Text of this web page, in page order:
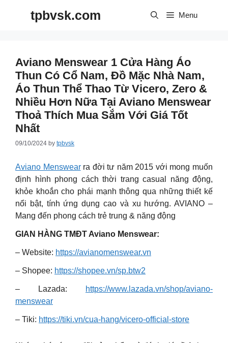
tpbvsk.com Menu
Aviano Menswear 1 Cửa Hàng Áo
Thun Có Cổ Nam, Đồ Mặc Nhà Nam,
Áo Thun Thể Thao Từ Vicero, Zero &
Nhiều Hơn Nữa Tại Aviano Menswear
Thoả Thích Mua Sắm Với Giá Tốt
Nhất
09/10/2024 by tpbvsk
Aviano Menswearra đời tư năm 2015 với mong muốn
định hình phong cách thời trang casual năng động,
khỏe khoắn cho phái mạnh thông qua những thiết kế
nổi bật, tính ứng dụng cao và xu hướng. AVIANO –
Mang đến phong cách trẻ trung & năng động
GIAN HÀNG TMĐT Aviano Menswear:
– Website: https://avianomenswear.vn
– Shopee: https://shopee.vn/sp.btw2
– Lazada:
https://www.lazada.vn/shop/aviano-
menswear
– Tiki: https://tiki.vn/cua-hang/vicero-official-store